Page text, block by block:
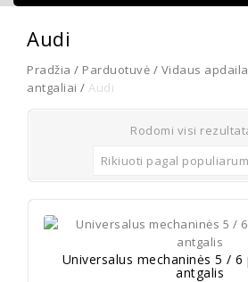
Audi
Pradžia / Parduotuvė / Vidaus apdaila
antgaliai / Audi
Rodomi visi
Rikiuoti pagal
Universalus mechaninės 5 /
antgalis